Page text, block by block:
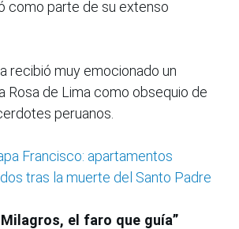
como parte de su extenso
recibió muy emocionado un
Rosa de Lima como obsequio de
peruanos.
Francisco: apartamentos
tras la muerte del Santo Padre
el faro que guía”